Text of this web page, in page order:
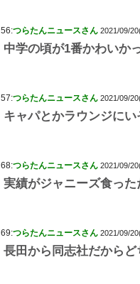
56:つらたんニュースさん 2021/09/
中学の頃が1番かわいか
57:つらたんニュースさん 2021/09/
キャパとかラウンジにい
68:つらたんニュースさん 2021/09/
実績がジャニーズ食った
69:つらたんニュースさん 2021/09/
長田から同志社だから